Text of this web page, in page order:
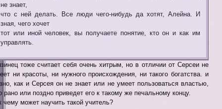
не знает,
что с ней делать. Все люди чего-нибудь да хотят, Алейна. И
зная, чего хочет
тот или иной человек, вы получаете понятие, кто он и как им
управлять.
тоже считает себя очень хитрым, но в отличии от Серсеи не
ни красоты, ни нужного происхождения, ни такого богатства. и
как и Серсея он не знает или не умеет пользоваться властью,
рано или поздно приведет его к такому же печальному концу.
чему может научить такой учитель?